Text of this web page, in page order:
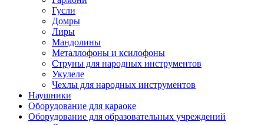
Гусли
Домры
Лиры
Мандолины
Металлофоны и ксилофоны
Струны для народных инструментов
Укулеле
Чехлы для народных инструментов
Наушники
Оборудование для караоке
Оборудование для образовательных учреждений